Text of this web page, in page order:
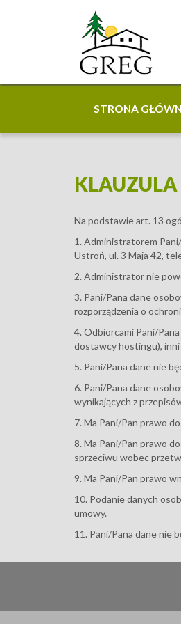
STRONA
Na podstawie art. 13
1. Administratorem
Ustroń, ul. 3 Maja 42,
2. Administrator nie
3. Pani/Pana dane
rozporządzenia o
4. Odbiorcami Pani/
dostawcy hostingu), inni
5. Pani/Pana dane nie
6. Pani/Pana dane
wynikających z
7. Ma Pani/Pan prawo
8. Ma Pani/Pan prawo
sprzeciwu wobec
9. Ma Pani/Pan prawo
10. Podanie danych
umowy.
11. Pani/Pana dane nie